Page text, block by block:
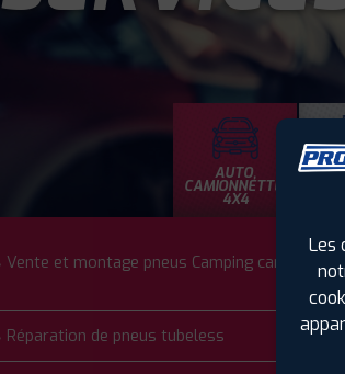
AUTO,
CAMIONNETTE,
4X4
Vente et montage pneus Camping car
Réparation de pneus tubeless
Les